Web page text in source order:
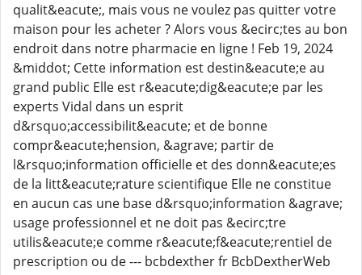
qualit&eacute;, mais vous ne voulez pas quitter votre
maison pour les acheter ? Alors vous &ecirc;tes au bon
endroit dans notre pharmacie en ligne ! Feb 19, 2024
&middot; Cette information est destin&eacute;e au
grand public Elle est r&eacute;dig&eacute;e par les
experts Vidal dans un esprit
d&rsquo;accessibilit&eacute; et de bonne
compr&eacute;hension, &agrave; partir de
l&rsquo;information officielle et des donn&eacute;es
de la litt&eacute;rature scientifique Elle ne constitue
en aucun cas une base d&rsquo;information &agrave;
usage professionnel et ne doit pas &ecirc;tre
utilis&eacute;e comme r&eacute;f&eacute;rentiel de
prescription ou de --- bcbdexther fr BcbDextherWeb